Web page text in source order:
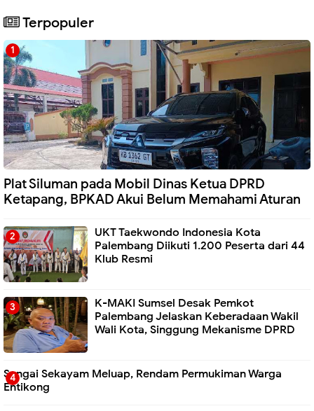
Terpopuler
Plat Siluman pada Mobil Dinas Ketua DPRD
Ketapang, BPKAD Akui Belum Memahami Aturan
UKT Taekwondo Indonesia Kota
Palembang Diikuti 1.200 Peserta dari 44
Klub Resmi
K-MAKI Sumsel Desak Pemkot
Palembang Jelaskan Keberadaan Wakil
Wali Kota, Singgung Mekanisme DPRD
Sungai Sekayam Meluap, Rendam Permukiman Warga
Entikong